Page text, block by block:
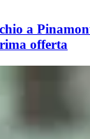
a
offerta